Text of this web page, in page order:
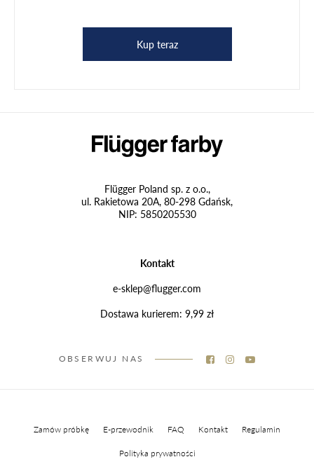
Kup teraz
Flügger Poland sp. z o.o.,
ul. Rakietowa 20A, 80-298 Gdańsk,
NIP: 5850205530
Kontakt
e-sklep@flugger.com
Dostawa kurierem: 9,99 zł
OBSERWUJ NAS
Zamów próbkę E-przewodnik FAQ Kontakt
Regulamin
Polityka prywatności